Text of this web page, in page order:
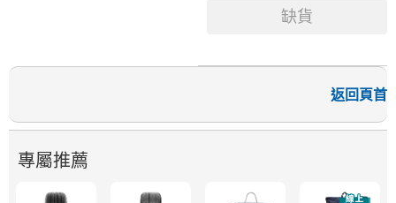
缺貨
返回頁首
專屬推薦